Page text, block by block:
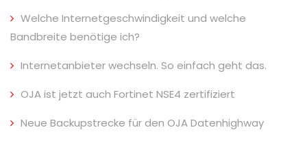
Welche Internetgeschwindigkeit und welche
Bandbreite benötige ich?
Internetanbieter wechseln. So einfach geht das.
OJA ist jetzt auch Fortinet NSE4 zertifiziert
Neue Backupstrecke für den OJA Datenhighway